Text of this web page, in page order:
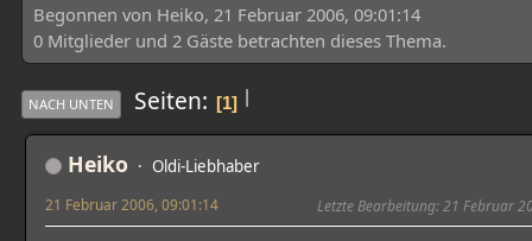
Begonnen von Heiko, 21 Februar 2006, 09:01:14
0 Mitglieder und 2 Gäste betrachten dieses Thema.
|
NACH UNTEN Seiten 1
Heiko Oldi-Liebhaber
21 Februar 2006, 09:01:14 Letzte Bearbeitung: 21 Februar